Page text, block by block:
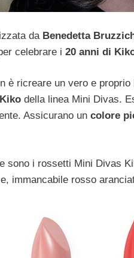
da Benedetta
celebrare i 20 anni di
è ricreare un vero e
della linea Mini Divas.
Assicurano un colore
sono i rossetti Mini Divas
immancabile rosso